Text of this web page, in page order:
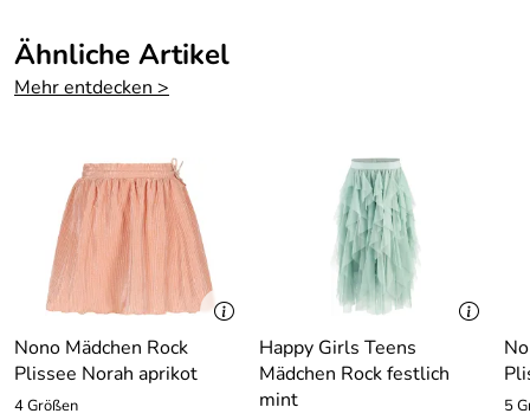
Ähnliche Artikel
Mehr entdecken >
Nono Mädchen Rock
Plissee Norah aprikot
4 Größen
Happy Girls Teens
Mädchen Rock festlich
mint
5